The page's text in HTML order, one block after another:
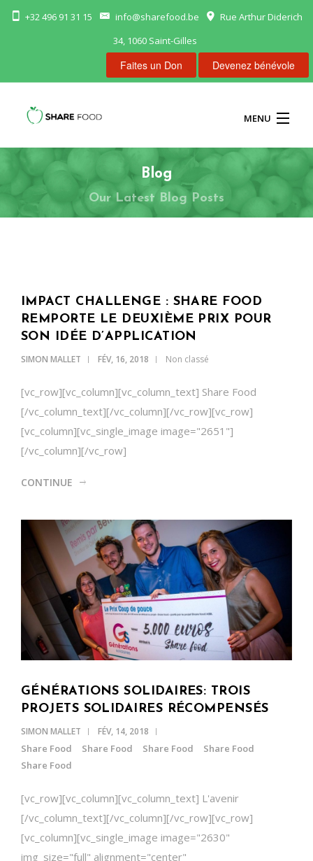
+32 496 91 31 15 info@sharefood.be
Rue Arthur Diderich
34, 1060 Saint-Gilles
Faites un Don Devenez bénévole
MENU
ACCUEIL
NOS FRIGOS
FR
Blog
Our Latest Blog Posts
IMPACT CHALLENGE : SHARE FOOD
REMPORTE LE DEUXIÈME PRIX POUR
SON IDÉE D’APPLICATION
SIMON MALLET FÉV, 16, 2018 Non classé
[vc_row][vc_column][vc_column_text] Share Food
[/vc_column_text][/vc_column][/vc_row][vc_row]
[vc_column][vc_single_image image="2651"]
[/vc_column][/vc_row]
CONTINUE
GÉNÉRATIONS SOLIDAIRES: TROIS
PROJETS SOLIDAIRES RÉCOMPENSÉS
SIMON MALLET FÉV, 14, 2018
Share Food Share Food Share Food
Share Food
Share Food
[vc_row][vc_column][vc_column_text] L'avenir
[/vc_column_text][/vc_column][/vc_row][vc_row]
[vc_column][vc_single_image image="2630"
img_size="full" alignment="center"